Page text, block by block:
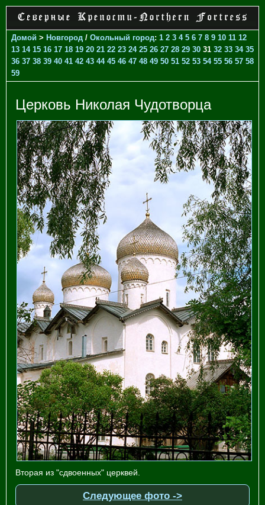
Домой > Новгород / Окольный город: 1 2 3 4 5 6 7 8 9 10 11 12
13 14 15 16 17 18 19 20 21 22 23 24 25 26 27 28 29 30 31 32 33 34 35
36 37 38 39 40 41 42 43 44 45 46 47 48 49 50 51 52 53 54 55 56 57 58
59
Церковь Николая Чудотворца
Вторая из "сдвоенных" церквей.
Следующее фото ->